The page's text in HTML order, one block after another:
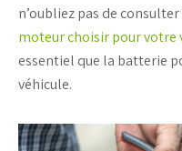
n’oubliez pas de
moteur choisir pour votre
essentiel que la batterie
véhicule.